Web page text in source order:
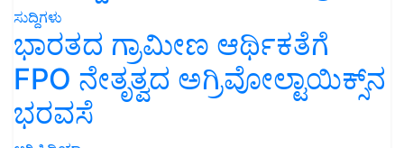
ಸುದ್ದಿಗಳು
ಭಾರತದ ಗ್ರಾಮೀಣ ಆರ್ಥಿಕತೆಗೆ
FPO ನೇತೃತ್ವದ ಅಗ್ರಿವೋಲ್ಟಾಯಿಕ್ಸ್‌ನ
ಭರವಸೆ